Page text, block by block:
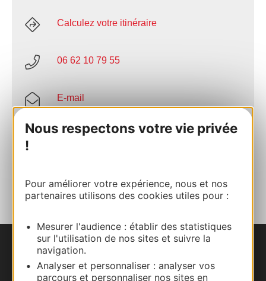
Nous respectons votre vie privée
!
Pour améliorer votre expérience, nous et nos
partenaires utilisons des cookies utiles pour :
Mesurer l'audience : établir des statistiques
sur l'utilisation de nos sites et suivre la
navigation.
Analyser et personnaliser : analyser vos
parcours et personnaliser nos sites en
Calculez votre itinéraire
06 62 10 79 55
E-mail
Facebook
AU CARNET
Nous contacter